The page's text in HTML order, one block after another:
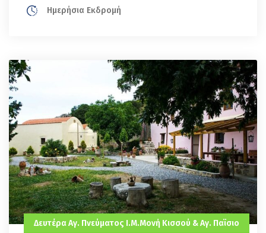
Ημερήσια Εκδρομή
Δευτέρα Αγ. Πνεύματος I.M.Μονή Κισσού & Αγ. Παϊσιο